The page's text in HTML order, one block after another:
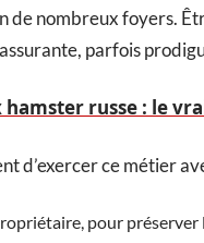
nombreux foyers.
parfois
hamster russe : le
d’exercer ce métier
pour préserver